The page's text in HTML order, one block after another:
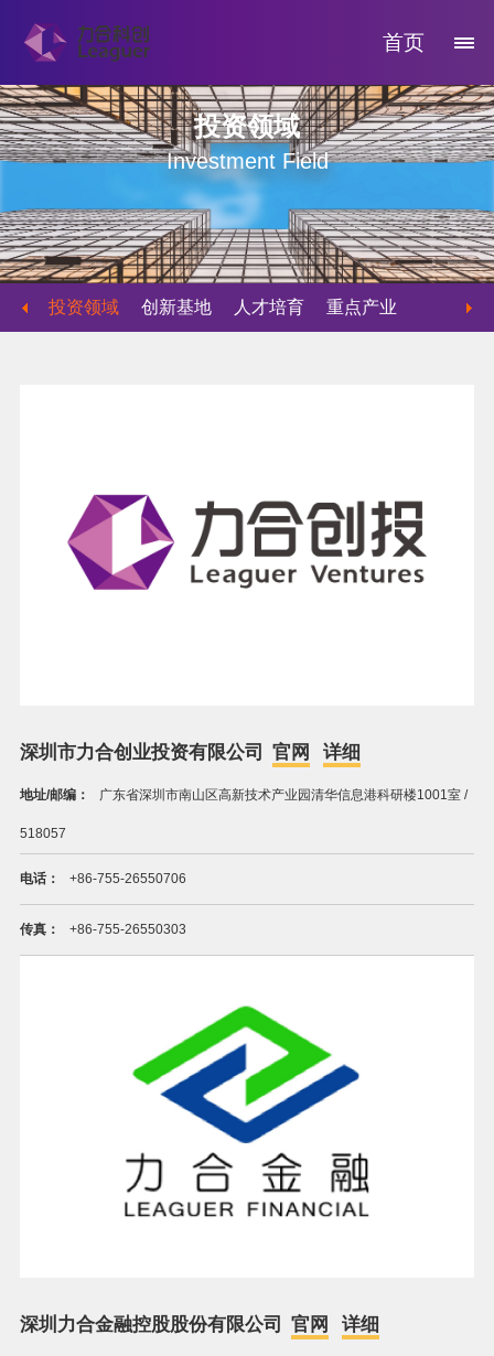
首页
投资领域
Investment Field
投资领域 创新基地 人才培育 重点产业 物业运营
深圳市力合创业投资有限公司 官网 详细
地址/邮编： 广东省深圳市南山区高新技术产业园清华信息港科研楼1001室 /
518057
电话： +86-755-26550706
传真： +86-755-26550303
深圳力合金融控股股份有限公司 官网 详细